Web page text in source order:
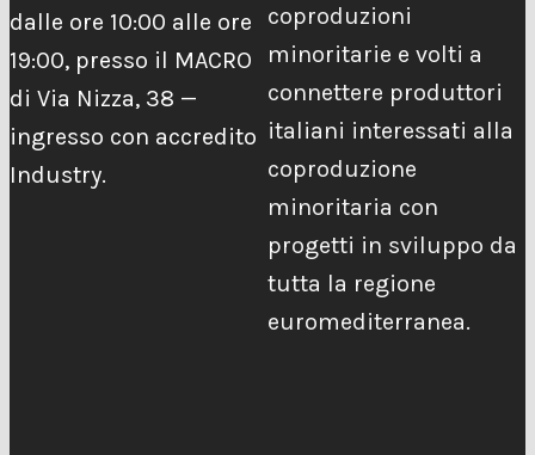
dalle ore 10:00 alle ore
19:00, presso il MACRO
di Via Nizza, 38 —
ingresso con accredito
Industry.
coproduzioni
minoritarie e volti a
connettere produttori
italiani interessati alla
coproduzione
minoritaria con
progetti in sviluppo da
tutta la regione
euromediterranea.